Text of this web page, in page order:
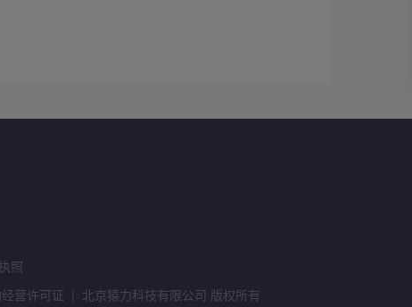
照
营许可证 | 北京猿力科技有限公司 版权所有